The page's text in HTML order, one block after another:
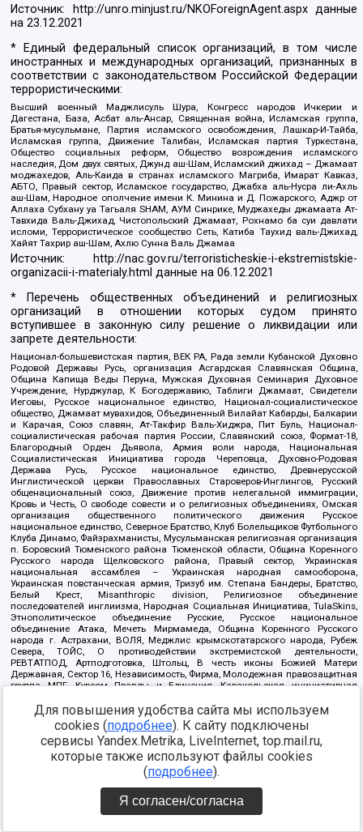
Источник: http://unro.minjust.ru/NKOForeignAgent.aspxданные
на23.12.2021
* Единый федеральный список организаций, в том числе
иностранных и международных организаций, признанных в
соответствии с законодательством Российской Федерации
террористическими:
Высший военный Маджлисуль Шура, Конгресс народов Ичкерии и
Дагестана, База, Асбат аль-Ансар, Священная война, Исламская группа,
Братья-мусульмане, Партия исламского освобождения, Лашкар-И-Тайба,
Исламская группа, Движение Талибан, Исламская партия Туркестана,
Общество социальных реформ, Общество возрождения исламского
наследия, Дом двух святых, Джунд аш-Шам, Исламский джихад – Джамаат
моджахедов, Аль-Каида в странах исламского Магриба, Имарат Кавказ,
АБТО, Правый сектор, Исламское государство, Джабха аль-Нусра ли-Ахль
аш-Шам, Народное ополчение имени К. Минина и Д. Пожарского, Аджр от
Аллаха Субхану уа Тагьаля SHAM, АУМ Синрике, Муджахеды джамаата Ат-
Тавхида Валь-Джихад, Чистопольский Джамаат, Рохнамо ба суи давлати
исломи, Террористическое сообщество Сеть, Катиба Таухид валь-Джихад,
Хайят Тахрир аш-Шам, Ахлю Сунна Валь Джамаа
Источник:
http://nac.gov.ru/terroristicheskie-i-ekstremistskie-
organizacii-i-materialy.html данные на06.12.2021
* Перечень общественных объединений и религиозных
организаций в отношении которых судом принято
вступившее в законную силу решение о ликвидации или
запрете деятельности:
Национал-большевистская партия, ВЕК РА, Рада земли Кубанской Духовно
Родовой Державы Русь, организация Асгардская Славянская Община,
Община Капища Веды Перуна, Мужская Духовная Семинария Духовное
Учреждение, Нурджулар, К Богодержавию, Таблиги Джамаат, Свидетели
Иеговы, Русское национальное единство, Национал-социалистическое
общество, Джамаат мувахидов, Объединенный Вилайат Кабарды, Балкарии
и Карачая, Союз славян, Ат-Такфир Валь-Хиджра, Пит Буль, Национал-
социалистическая рабочая партия России, Славянский союз, Формат-18,
Благородный Орден Дьявола, Армия воли народа, Национальная
Социалистическая Инициатива города Череповца, Духовно-Родовая
Держава Русь, Русское национальное единство, Древнерусской
Инглистической церкви Православных Староверов-Инглингов, Русский
общенациональный союз, Движение против нелегальной иммиграции,
Кровь и Честь, О свободе совести и о религиозных объединениях, Омская
организация общественного политического движения Русское
национальное единство, Северное Братство, Клуб Болельщиков Футбольного
Клуба Динамо, Файзрахманисты, Мусульманская религиозная организация
п. Боровский Тюменского района Тюменской области, Община Коренного
Русского народа Щелковского района, Правый сектор, Украинская
национальная ассамблея – Украинская народная самооборона,
Украинская повстанческая армия, Тризуб им. Степана Бандеры, Братство,
Белый Крест, Misanthropic division, Религиозное объединение
последователей инглиизма, Народная Социальная Инициатива, TulaSkins,
Этнополитическое объединение Русские, Русское национальное
объединение Атака, Мечеть Мирмамеда, Община Коренного Русского
народа г. Астрахани, ВОЛЯ, Меджлис крымскотатарского народа, Рубеж
Севера, ТОЙС, О противодействии экстремистской деятельности,
РЕВТАТПОД, Артподготовка, Штольц, В честь иконы Божией Матери
Державная, Сектор 16, Независимость, Фирма, Молодежная правозащитная
группа МПГ, Курсом Правды и Единения, Каракольская инициативная
Благотворительный пансионат Ак Умут, Русская республика Русь,
Арестантское уголовное единство, Башкорт, Нация и свобода, W.H.С., Фалунь
Дафа, Иртыш Ultras, Русский Патриотический клуб-Новокузнецк/РПК,
Сибирский державный союз, Фонд борьбы с коррупцией, Фонд защиты прав
граждан, Штабы Навального, Совет граждан СССР Прикубанского округа г.
https://minjust.gov.ru/ru/documents/7822/
Для повышения удобства сайта мы используем
cookies (подробнее). К сайту подключены
сервисы Yandex.Metrika, LiveInternet, top.mail.ru,
которые также используют файлы cookies
(подробнее).
Я согласен/согласна